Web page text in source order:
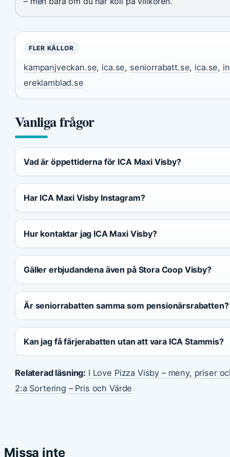
FLER KÄLLOR
kampanjveckan.se, ica.se, seniorrabatt.se, ica.se,
ereklamblad.se
Vanliga frågor
Vad är öppettiderna för ICA Maxi Visby?
Har ICA Maxi Visby Instagram?
Hur kontaktar jag ICA Maxi Visby?
Gäller erbjudandena även på Stora Coop Visby?
Är seniorrabatten samma som pensionärsrabatten?
Kan jag få färjerabatten utan att vara ICA Stammis?
Relaterad läsning: I Love Pizza Visby – meny, priser
2:a Sortering – Pris och Värde
Missa inte